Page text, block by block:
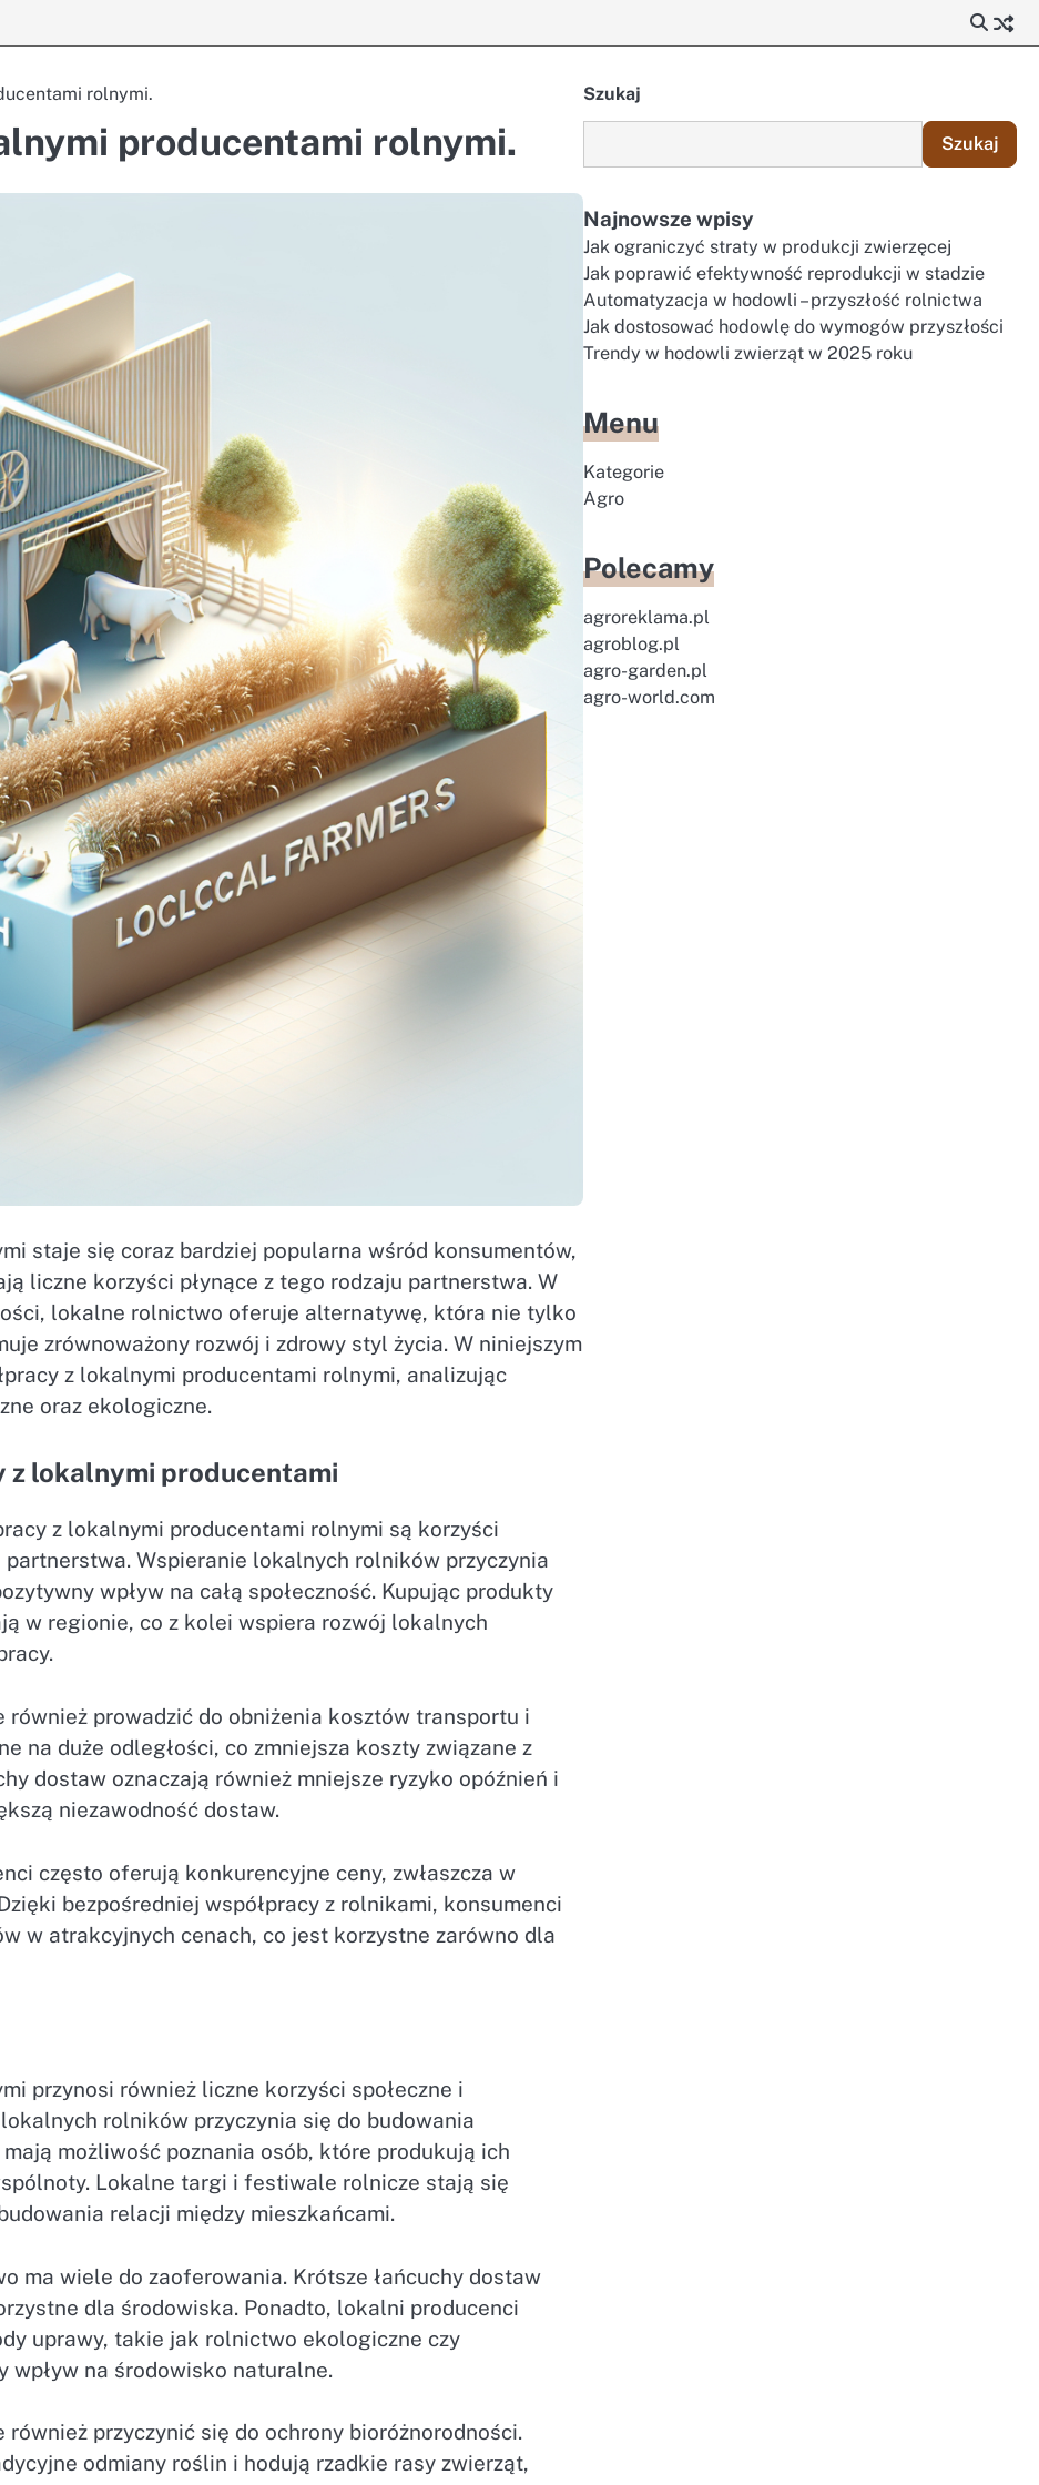
rolnymi.
producentami rolnymi.
staje się coraz bardziej popularna wśród konsumentów,
liczne korzyści płynące z tego rodzaju partnerstwa. W
lokalne rolnictwo oferuje alternatywę, która nie tylko
zrównoważony rozwój i zdrowy styl życia. W niniejszym
z lokalnymi producentami rolnymi, analizując
oraz ekologiczne.
z lokalnymi producentami
z lokalnymi producentami rolnymi są korzyści
Wspieranie lokalnych rolników przyczynia
wpływ na całą społeczność. Kupując produkty
w regionie, co z kolei wspiera rozwój lokalnych
również prowadzić do obniżenia kosztów transportu i
na duże odległości, co zmniejsza koszty związane z
dostaw oznaczają również mniejsze ryzyko opóźnień i
niezawodność dostaw.
często oferują konkurencyjne ceny, zwłaszcza w
bezpośredniej współpracy z rolnikami, konsumenci
w atrakcyjnych cenach, co jest korzystne zarówno dla
przynosi również liczne korzyści społeczne i
rolników przyczynia się do budowania
możliwość poznania osób, które produkują ich
Lokalne targi i festiwale rolnicze stają się
relacji między mieszkańcami.
ma wiele do zaoferowania. Krótsze łańcuchy dostaw
dla środowiska. Ponadto, lokalni producenci
uprawy, takie jak rolnictwo ekologiczne czy
na środowisko naturalne.
przyczynić się do ochrony bioróżnorodności.
odmiany roślin i hodują rzadkie rasy zwierząt,
Szukaj
Szukaj
Najnowsze wpisy
Jak ograniczyć straty w produkcji zwierzęcej
Jak poprawić efektywność reprodukcji w stadzie
Automatyzacja w hodowli – przyszłość rolnictwa
Jak dostosować hodowlę do wymogów przyszłości
Trendy w hodowli zwierząt w 2025 roku
Menu
Kategorie
Agro
Polecamy
agroreklama.pl
agroblog.pl
agro-garden.pl
agro-world.com